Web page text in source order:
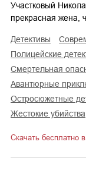
Участковый
прекрасная жена,
детективы
полицейские
смертельная
авантюрные
остросюжетные
жестокие убийства
Скачать бесплатно